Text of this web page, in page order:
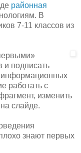
районная
В
7-11 классов из
и подписать
информационных
работать с
изменить
слайде.
знают первых